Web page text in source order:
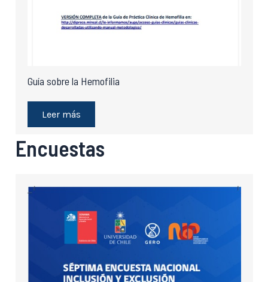
Guía sobre la Hemofilia
Leer más
Encuestas